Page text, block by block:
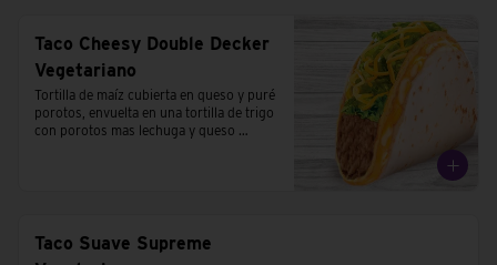
Taco Cheesy Double Decker
Vegetariano
Tortilla de maíz cubierta en queso y puré
porotos, envuelta en una tortilla de trigo
con porotos mas lechuga y queso
Taco Suave Supreme